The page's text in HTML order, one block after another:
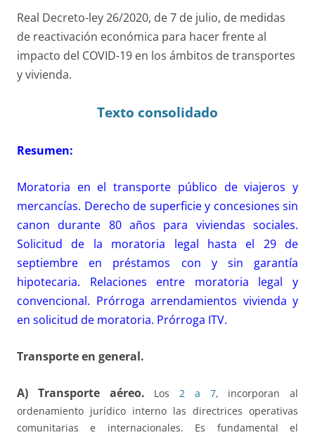
Real Decreto-ley 26/2020, de 7 de julio, de medidas
de reactivación económica para hacer frente al
impacto del COVID-19 en los ámbitos de transportes
y vivienda.
Texto consolidado
Resumen:
Moratoria en el transporte público de viajeros y
mercancías. Derecho de superficie y concesiones sin
canon durante 80 años para viviendas sociales.
Solicitud de la moratoria legal hasta el 29 de
septiembre en préstamos con y sin garantía
hipotecaria. Relaciones entre moratoria legal y
convencional. Prórroga arrendamientos vivienda y
en solicitud de moratoria. Prórroga ITV.
Transporte en general.
A) Transporte aéreo. Los 2 a 7, incorporan al
ordenamiento jurídico interno las directrices operativas
comunitarias e internacionales. Es fundamental el